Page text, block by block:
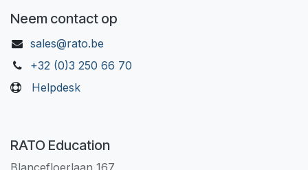
Neem contact op
sales@rato.be
+32 (0)3 250 66 70
Helpdesk
RATO Education
Blancefloerlaan 167